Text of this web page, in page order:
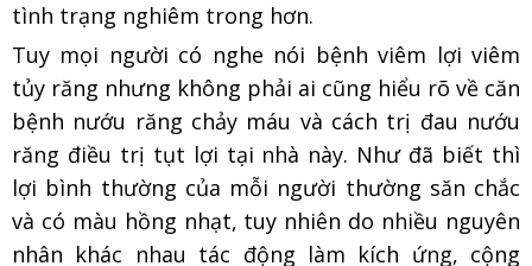
tình trạng nghiêm trong hơn.
Tuy mọi người có nghe nói bệnh viêm lợi viêm
tủy răng nhưng không phải ai cũng hiểu rõ về căn
bệnh nướu răng chảy máu và cách trị đau nướu
răng điều trị tụt lợi tại nhà này. Như đã biết thì
lợi bình thường của mỗi người thường săn chắc
và có màu hồng nhạt, tuy nhiên do nhiều nguyên
nhân khác nhau tác động làm kích ứng, cộng